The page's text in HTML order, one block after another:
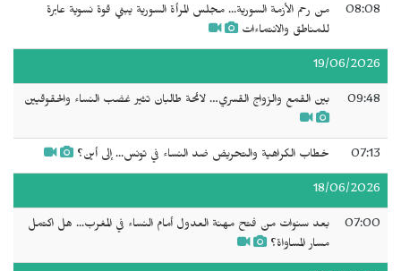
08:08
من رحم الأزمة السورية... مجلس المرأة السورية يبني قوة نسوية عابرة
للمناطق والانتماءات
19/06/2026
09:48 بين القمع والزواج القسري… لائحة طالبان تثير غضب النساء والحقوقيين
07:13 خطاب الكراهية والتحريض ضد النساء في تونس... إلى أين؟
18/06/2026
07:00
بعد سنوات من فتح مهنة العدول أمام النساء في المغرب... هل اكتمل
مسار المساواة؟